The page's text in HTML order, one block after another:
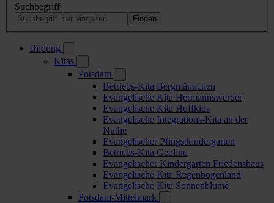
Suchbegriff
Bildung
Kitas
Potsdam
Betriebs-Kita Bergmännchen
Evangelische Kita Hermannswerder
Evangelische Kita Hoffkids
Evangelische Integrations-Kita an der
Nuthe
Evangelischer Pfingstkindergarten
Betriebs-Kita Geolino
Evangelischer Kindergarten Friedenshaus
Evangelische Kita Regenbogenland
Evangelische Kita Sonnenblume
Potsdam-Mittelmark